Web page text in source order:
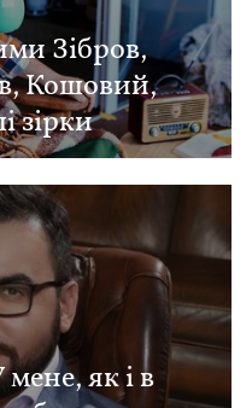
Зібров,
Кошовий,
зірки
як і в